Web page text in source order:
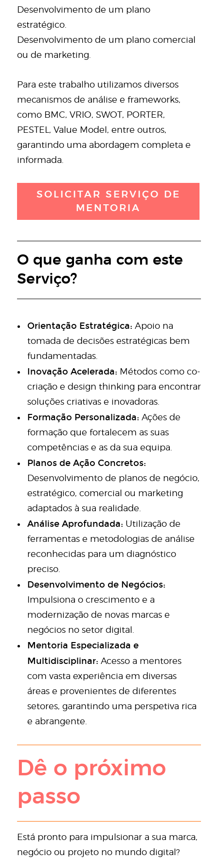
Desenvolvimento de um plano
estratégico.
Desenvolvimento de um plano comercial
ou de marketing.
Para este trabalho utilizamos diversos
mecanismos de análise e frameworks,
como BMC, VRIO, SWOT, PORTER,
PESTEL, Value Model, entre outros,
garantindo uma abordagem completa e
informada.
SOLICITAR SERVIÇO DE
MENTORIA
O que ganha com este
Serviço?
Orientação Estratégica: Apoio na
tomada de decisões estratégicas bem
fundamentadas.
Inovação Acelerada: Métodos como co-
criação e design thinking para encontrar
soluções criativas e inovadoras.
Formação Personalizada: Ações de
formação que fortalecem as suas
competências e as da sua equipa.
Planos de Ação Concretos:
Desenvolvimento de planos de negócio,
estratégico, comercial ou marketing
adaptados à sua realidade.
Análise Aprofundada: Utilização de
ferramentas e metodologias de análise
reconhecidas para um diagnóstico
preciso.
Desenvolvimento de Negócios:
Impulsiona o crescimento e a
modernização de novas marcas e
negócios no setor digital.
Mentoria Especializada e
Multidisciplinar: Acesso a mentores
com vasta experiência em diversas
áreas e provenientes de diferentes
setores, garantindo uma perspetiva rica
e abrangente.
Dê o próximo
passo
Está pronto para impulsionar a sua marca,
negócio ou projeto no mundo digital?